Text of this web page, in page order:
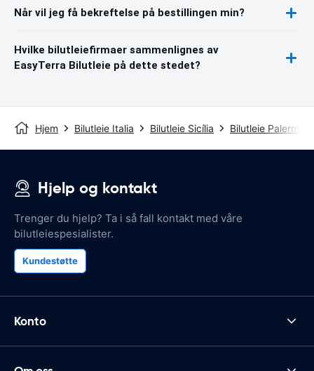
Når vil jeg få bekreftelse på bestillingen min?
Hvilke bilutleiefirmaer sammenlignes av
EasyTerra Bilutleie på dette stedet?
Hjem Bilutleie Italia Bilutleie Sicília Bilutleie Palermo
Hjelp og kontakt
Trenger du hjelp? Ta i så fall kontakt med våre
bilutleiespesialister.
Kundestøtte
Konto